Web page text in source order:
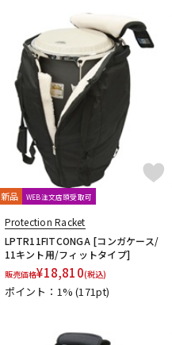
新品 WEB注文店頭受取可
Protection Racket
LPTR11FITCONGA [コンガケース/
11キント用/フィットタイプ]
販売価格¥18,810(税込)
ポイント：1%(171pt)